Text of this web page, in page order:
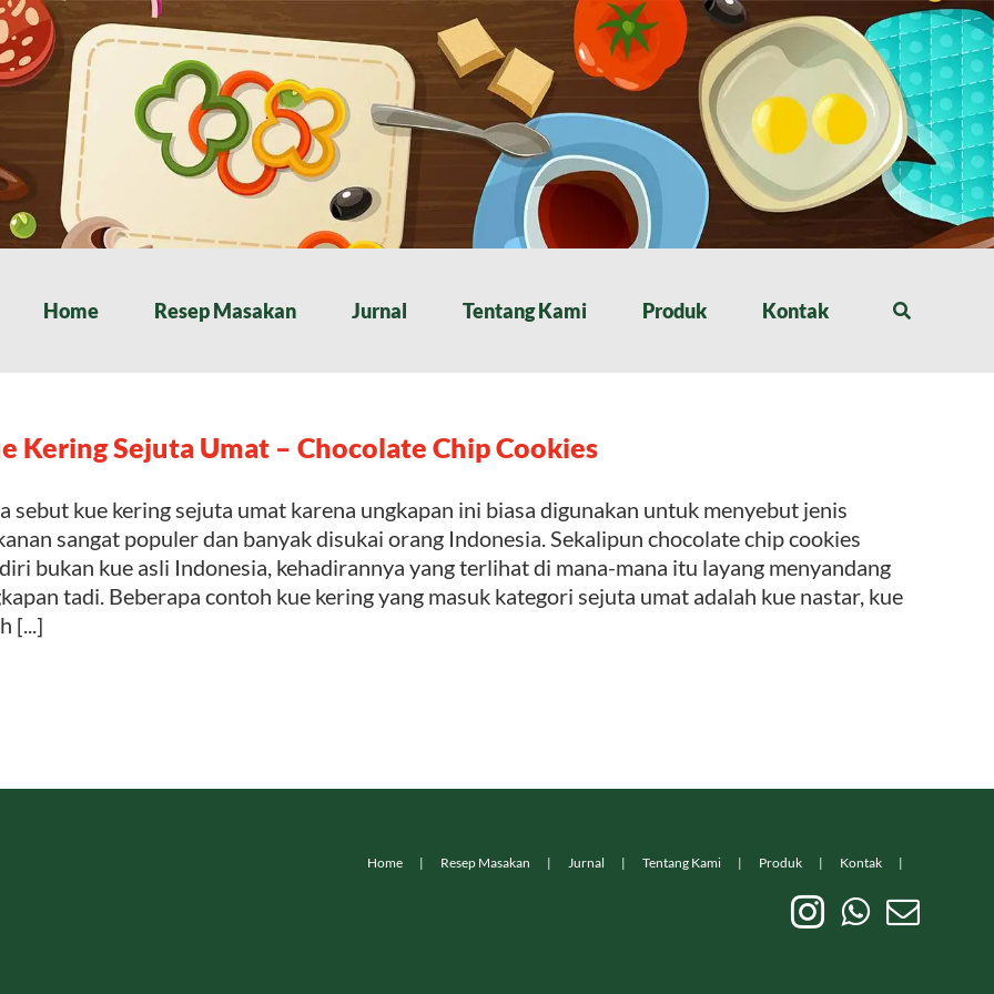
Home Resep Masakan Jurnal Tentang Kami Produk Kontak
Kering Sejuta Umat – Chocolate Chip Cookies
sebut kue kering sejuta umat karena ungkapan ini biasa digunakan untuk menyebut jenis
sangat populer dan banyak disukai orang Indonesia. Sekalipun chocolate chip cookies
bukan kue asli Indonesia, kehadirannya yang terlihat di mana-mana itu layang menyandang
tadi. Beberapa contoh kue kering yang masuk kategori sejuta umat adalah kue nastar, kue
[...]
Home Resep Masakan Jurnal Tentang Kami Produk Kontak